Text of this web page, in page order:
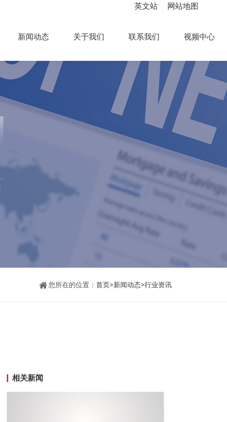
网站地图
英文站
新闻动态 关于我们 联系我们 视频中心
您所在的位置： 首页>新闻动态>行业资讯
相关新闻